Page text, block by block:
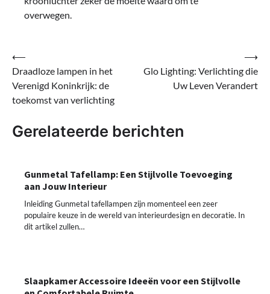
overwegen.
Bericht
navigatie
⟵
Draadloze lampen in het
Verenigd Koninkrijk: de
toekomst van verlichting
Glo Lighting: Verlichting die
Uw Leven Verandert
⟶
Gerelateerde berichten
Gunmetal Tafellamp: Een Stijlvolle Toevoeging
aan Jouw Interieur
Inleiding Gunmetal tafellampen zijn momenteel een zeer
populaire keuze in de wereld van interieurdesign en decoratie. In
dit artikel zullen…
Slaapkamer Accessoire Ideeën voor een Stijlvolle